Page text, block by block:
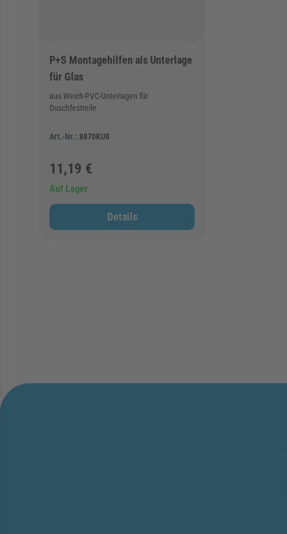
P+S Montagehilfen als Unterlage
für Glas
aus Weich-PVC-Unterlagen für
Duschfestteile
Art.-Nr.: 8870KU0
11,19 €
Auf Lager
Details